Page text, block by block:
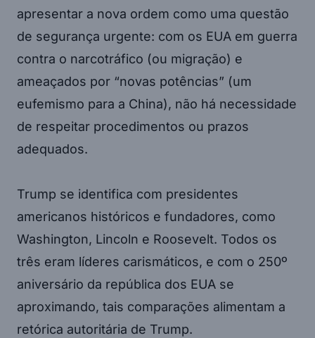
apresentar a nova ordem como uma questão
de segurança urgente: com os EUA em guerra
contra o narcotráfico (ou migração) e
ameaçados por “novas potências” (um
eufemismo para a China), não há necessidade
de respeitar procedimentos ou prazos
adequados.
Trump se identifica com presidentes
americanos históricos e fundadores, como
Washington, Lincoln e Roosevelt. Todos os
três eram líderes carismáticos, e com o 250º
aniversário da república dos EUA se
aproximando, tais comparações alimentam a
retórica autoritária de Trump.